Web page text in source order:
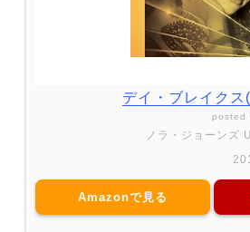
デイ・ブレイクス
posted
ノラ・ジョーン
Amazonで見る